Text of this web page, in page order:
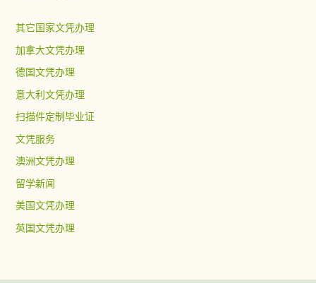
其它国家文凭办理
加拿大文凭办理
德国文凭办理
意大利文凭办理
扫描件定制毕业证
文凭服务
澳洲文凭办理
留学新闻
美国文凭办理
英国文凭办理